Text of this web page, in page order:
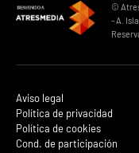
©
- A.
Aviso legal
Política de privacidad
Política de cookies
Cond. de participación